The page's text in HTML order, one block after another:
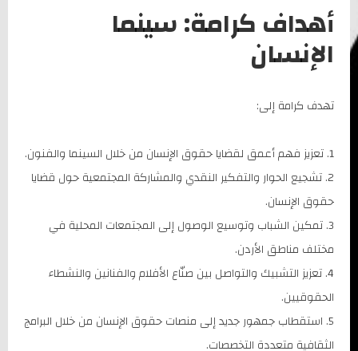
أهداف كرامة: سينما
الإنسان
تهدف كرامة إلى:
تعزيز فهم أعمق لقضايا حقوق الإنسان من خلال السينما والفنون.
تشجيع الحوار والتفكير النقدي والمشاركة المجتمعية حول قضايا
حقوق الإنسان.
تمكين الشباب وتوسيع الوصول إلى المجتمعات المحلية في
مختلف مناطق الأردن.
تعزيز التشبيك والتواصل بين صنّاع الأفلام والفنانين والنشطاء
الحقوقيين.
استقطاب جمهور جديد إلى منصات حقوق الإنسان من خلال البرامج
الثقافية متعددة التخصصات.